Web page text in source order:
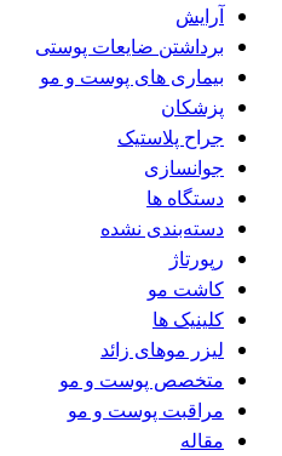
آرایش
برداشتن ضایعات پوستی
بیماری های پوست و مو
پزشکان
جراح پلاستیک
جوانسازی
دستگاه ها
دسته‌بندی نشده
رپورتاژ
کاشت مو
کلینیک ها
لیزر موهای زائد
متخصص پوست و مو
مراقبت پوست و مو
مقاله